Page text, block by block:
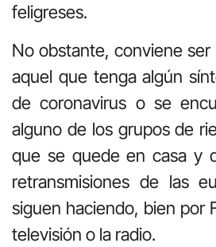
feligreses.
No obstante, conviene
aquel que tenga algún
de coronavirus o se
alguno de los grupos de
que se quede en casa y
retransmisiones de las
siguen haciendo, bien por
televisión o la radio.